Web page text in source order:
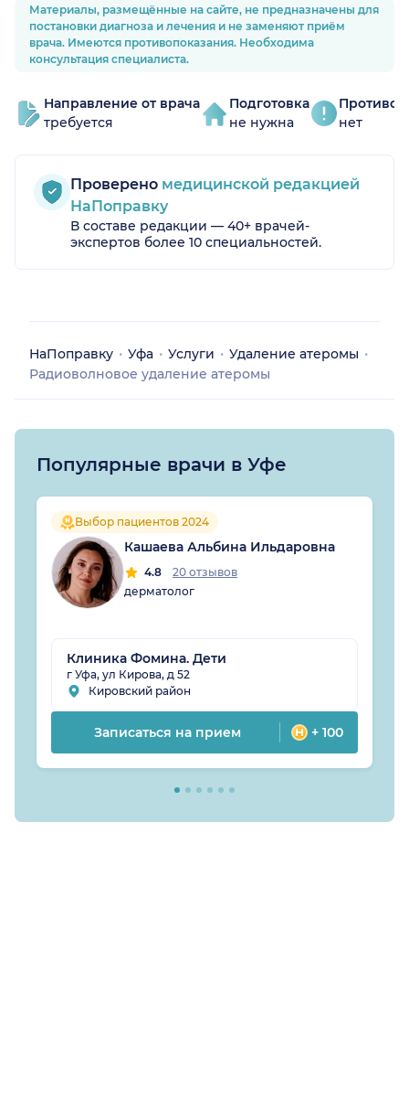
Материалы, размещённые на сайте, не предназначены для
постановки диагноза и лечения и не заменяют приём
врача. Имеются противопоказания. Необходима
консультация специалиста.
Направление от врача
требуется
Подготовка
не нужна
нет
Проверено медицинской редакцией
НаПоправку
В составе редакции — 40+ врачей-
экспертов более 10 специальностей.
НаПоправку Уфа Услуги
Удаление атеромы
Радиоволновое удаление атеромы
Популярные врачи в Уфе
Выбор пациентов 2024
Кашаева Альбина Ильдаровна
4.8
20 отзывов
дерматолог
Клиника Фомина. Дети
г Уфа, ул Кирова, д 52
Кировский район
Записаться на прием + 100